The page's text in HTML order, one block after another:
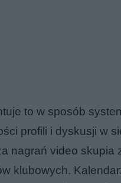
to w sposób
profili i dyskusji w
nagrań video
klubowych.